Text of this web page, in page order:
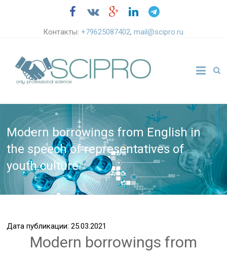
Контакты:+79625087402,mail@scipro.ru
Modern borrowings from English in
the speech of representatives of
youth culture
Дата публикации: 25.03.2021
Modern borrowings from